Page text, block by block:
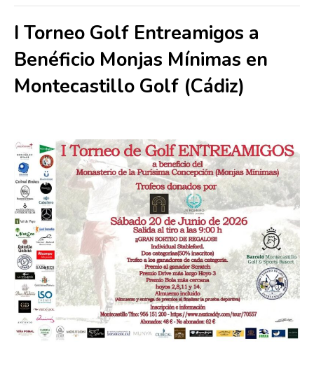
I Torneo Golf Entreamigos a
Benéficio Monjas Mínimas en
Montecastillo Golf (Cádiz)